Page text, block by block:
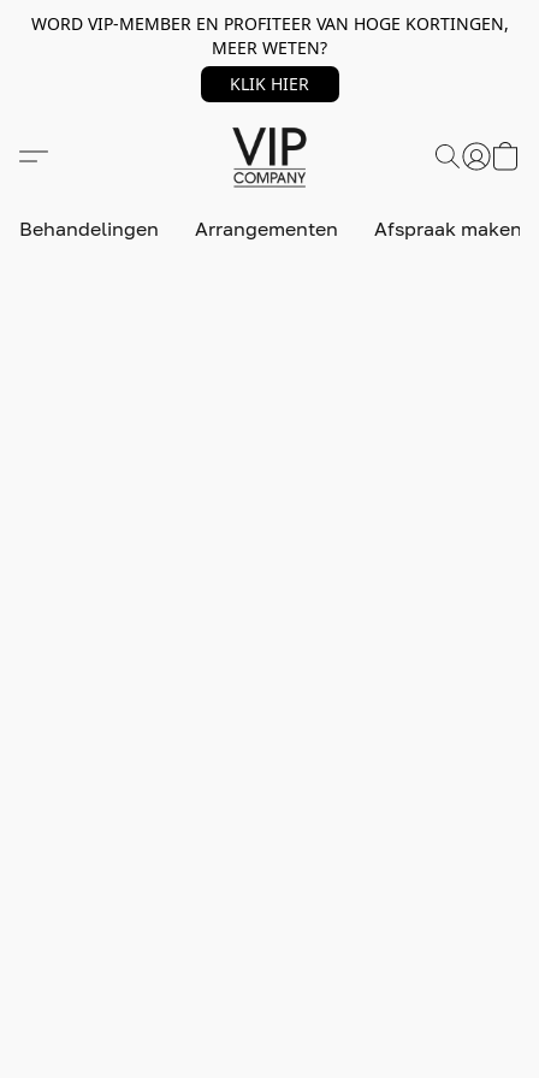
WORD VIP-MEMBER EN PROFITEER VAN HOGE KORTINGEN,
MEER WETEN?
KLIK HIER
Behandelingen Arrangementen Afspraak maken